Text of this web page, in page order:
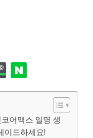
어맥스 일명 생
이드하세요!